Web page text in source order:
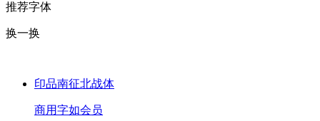
推荐字体
换一换
印品南征北战体
商用字如会员